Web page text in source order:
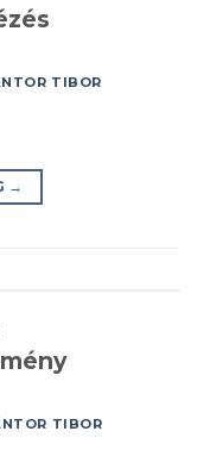
TIBOR
→
TIBOR